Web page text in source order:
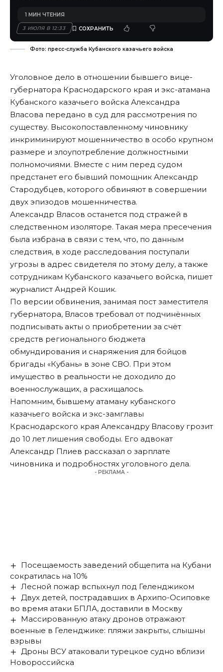
3 ИЮЛЯ В 12:33
1 МИН ЧТЕНИЯ
Фото: пресс-служба Кубанского казачьего войска
Уголовное дело в отношении бывшего вице-
губернатора Краснодарского края и экс-атамана
Кубанского казачьего войска Александра
Власова передано в суд для рассмотрения по
существу. Высокопоставленному чиновнику
инкриминируют мошенничество в особо крупном
размере и злоупотребление должностными
полномочиями. Вместе с ним перед судом
предстанет его бывший помощник Александр
Стародубцев, которого обвиняют в совершении
двух эпизодов мошенничества.
Александр Власов останется под стражей в
следственном изоляторе. Такая мера пресечения
была избрана в связи с тем, что, по данным
следствия, в ходе расследования поступали
угрозы в адрес свидетеля по этому делу, а также
сотрудникам Кубанского казачьего войска, пишет
журналист Андрей Кошик.
По версии обвинения, занимая пост заместителя
губернатора, Власов требовал от подчинённых
подписывать акты о приобретении за счёт
средств регионального бюджета
обмундирования и снаряжения для бойцов
бригады «Кубань» в зоне СВО. При этом
имущество в реальности не доходило до
военнослужащих, а расхищалось.
Напомним, бывшему атаману кубанского
казачьего войска и экс-замглавы
Краснодарского края Александру Власову грозит
до 10 лет лишения свободы. Его адвокат
Александр Плиев рассказал о зарплате
чиновника и подробностях уголовного дела.
- РЕКЛАМА -
Посещаемость заведений общепита на Кубани
сократилась на 10%
Лесной пожар вспыхнул под Геленджиком
Двух детей, пострадавших в Архипо-Осиповке
во время атаки БПЛА, доставили в Москву
Массированную атаку дронов отражают
военные в Геленджике: пляжи закрыты, слышны
взрывы
Дроны ВСУ атаковали турецкое судно вблизи
Новороссийска